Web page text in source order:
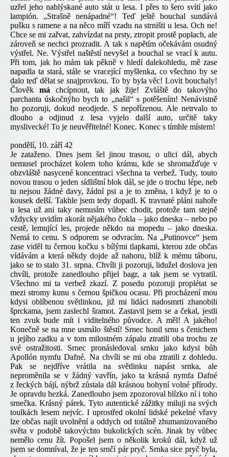
uzřel jeho nablýskané auto stát u lesa. I přes to šero svítí jako
lampión. „Strašně nenápadné“! Teď ještě bouchal sundává
pušku s ramene a na něco míří vzadu na strništi u lesa. Och ne!
Chce se mi zařvat, zahvízdat na prsty, ztropit prostě poplach, ale
zároveň se nechci prozradit. A tak s napětím očekávám osudný
výstřel. Ne. Výstřel naštěstí nevyšel a bouchal se vrací k autu.
Při tom, jak ho mám tak pěkně v hledí dalekohledu, mě zase
napadla ta stará, stále se vracející myšlenka, co všechno by se
dalo teď dělat se snajprovkou. To by byla věc! Lovit bouchaly!
Člověk má chcípnout, tak jak žije! Zvláště do takovýho
parchanta úskočnýho bych to „našil“ s potěšením! Nenávistně
ho pozoruji, dokud neodjede. S nepořízenou. Ale netrvalo to
dlouho a odjinud z lesa vyjelo další auto, určitě taky
myslivecké! To je neuvěřitelné! Konec. Konec s tímhle místem!
pondělí, 10. září 42
Je zataženo. Dnes jsem šel jinou trasou, o ulici dál, abych
nemusel procházet kolem toho krámu, kde se shromažďuje v
obzvláště nasycené koncentraci všechna ta verbež. Tudy, touto
novou trasou o jeden sídlištní blok dál, se jde o trochu lépe, neb
tu nejsou žádné davy, žádní psi a je to změna, i když je to o
kousek delší. Takhle jsem tedy dopadl. K travnaté pláni nahoře
u lesa už ani taky nemusím vůbec chodit, protože tam stejně
vždycky uvidím akorát nějakého čokla – jako dneska – nebo po
cestě, lemující les, projede někdo na mopedu – jako dneska.
Nemá to cenu. S odporem se odvracím. Na „Putinovce“ jsem
zase viděl tu černou kočku s bílými tlapkami, kterou zde občas
vídávám a která někdy dojde až nahoru, blíž k mému táboru,
jako se to stalo 31. srpna. Chvíli ji pozoruji, lidužel doslova jen
chvíli, protože zanedlouho přijel bagr, a tak jsem se vytratil.
Všechno mi ta verbež zkazí. Z posedu pozoruji proplétat se
mezi stromy kunu s černou špičkou ocasu. Při procházení mou
kdysi oblíbenou světlinkou, již mi lidáci nadosmrti zhanobili
šprckama, jsem zaslechl šramot. Zastavil jsem se a čekal, jestli
ten zvuk bude mít i viditelného původce. A měl! A jakého!
Konečně se na mne usmálo štěstí! Srnec honil srnu s čenichem
u jejího zadku a v tom milostném zápalu ztratili oba trochu ze
své ostražitosti. Srnec pronásledoval srnku jako kdysi bůh
Apollón nymfu Dafné. Na chvíli se mi oba ztratili z dohledu.
Pak se nejdříve vrátila na světlinku napást srnka, ale
neproměnila se v žádný vavřín, jako ta krásná nymfa Dafné
z řeckých bájí, nýbrž zůstala dál krásnou bohyní volné přírody.
Je opravdu hezká. Zanedlouho jsem zpozoroval blízko ní i toho
srnečka. Krásný párek. Tyto autentické zážitky miluji na svých
toulkách lesem nejvíc. I uprostřed okolní lidské pekelné vřavy
lze občas najít uvolnění a oddych od totálně zhumanizovaného
světa v podobě takovýchto bukolických scén. Jinak by vůbec
nemělo cenu žít. Popošel jsem o několik kroků dál, když už
jsem se domníval, že je ten srnčí pár pryč. Srnka sice pryč byla,